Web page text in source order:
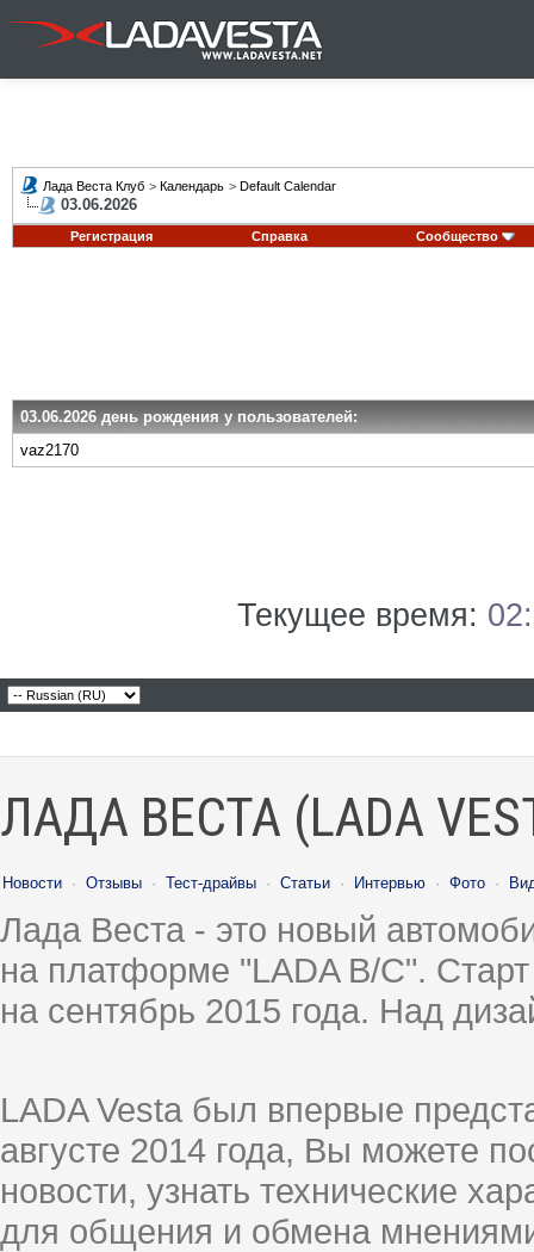
Лада Веста Клуб > Календарь > Default Calendar
03.06.2026
Регистрация Справка Сообщество
03.06.2026 день рождения у пользователей:
vaz2170
Текущее время:
ЛАДА ВЕСТА (LADA
Новости · Отзывы · Тест-драйвы · Статьи · Интервью · Фото ·
Лада Веста - это новый
на платформе "LADA B/C".
на сентябрь 2015 года. Над
LADA Vesta был впервые
августе 2014 года, Вы можете
новости, узнать технические
для общения и обмена